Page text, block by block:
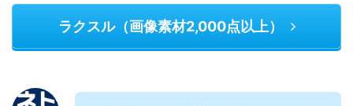
ラクスル（画像素材2,000点以上）